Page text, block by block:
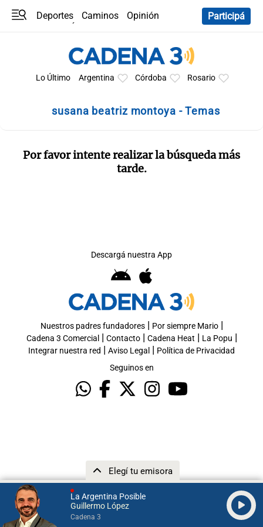
La Argentina Posible
Guillermo López
Cadena 3
Elegí tu emisora
Deportes Caminos
Opinión
Participá
Lo Último Argentina Córdoba Rosario
susana beatriz montoya - Temas
Por favor intente realizar la búsqueda más
tarde.
Descargá nuestra App
Nuestros padres fundadores| Por siempre Mario|
Cadena 3 Comercial | Contacto| Cadena Heat | La Popu |
Integrar nuestra red | Aviso Legal | Política de Privacidad
Seguinos en